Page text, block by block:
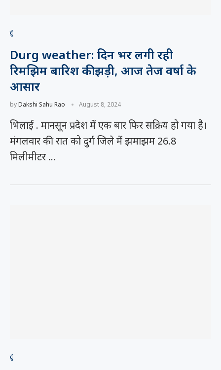
दुर्ग
Durg weather: दिन भर लगी रही
रिमझिम बारिश की झड़ी, आज तेज वर्षा के
आसार
byDakshi Sahu Rao August 8, 2024
भिलाई . मानसून प्रदेश में एक बार फिर सक्रिय हो गया है।
मंगलवार की रात को दुर्ग जिले में झमाझम 26.8
मिलीमीटर …
दुर्ग